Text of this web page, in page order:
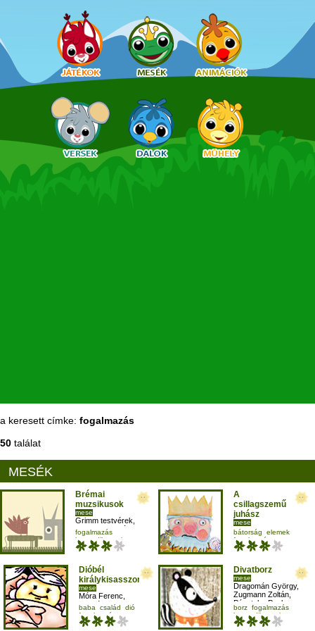
a keresett címke: fogalmazás
50 találat
MESÉK
Brémai
muzsikusok
mese
Grimm testvérek
Zugmann Zoltán
Nagy Diána
fogalmazás
harmadikosnak
időrend mese-vers
A
csillagszemű
juhász
mese
Zugmann Zoltán,
Szoboszlay Eszter
bátorság
elemek
fogalmazás
harmadikosnak
Dióbél
királykisasszony
mese
Móra Ferenc
Szabó Gyula
Kutas Gyula
baba család
dió
fogalmazás
Divatborz
mese
Dragomán György,
Zugmann Zoltán
Pásztohy Panka
borz fogalmazás
harmadikosnak
helyesírás